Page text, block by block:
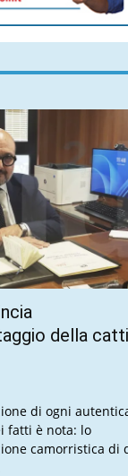
della
di ogni
fatti è nota: lo
camorristica di